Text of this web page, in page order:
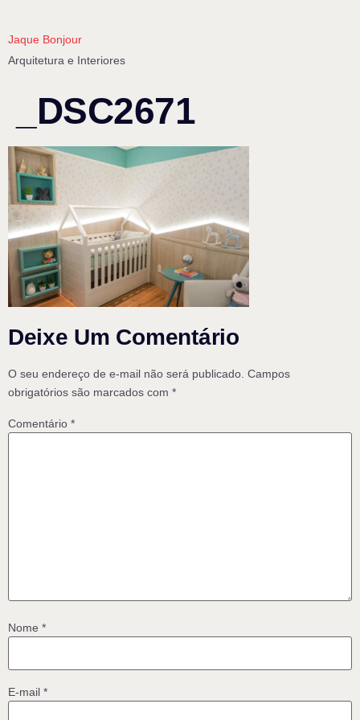
Jaque Bonjour
Arquitetura e Interiores
_DSC2671
Deixe Um Comentário
O seu endereço de e-mail não será publicado. Campos
obrigatórios são marcados com *
Comentário *
Nome *
E-mail *